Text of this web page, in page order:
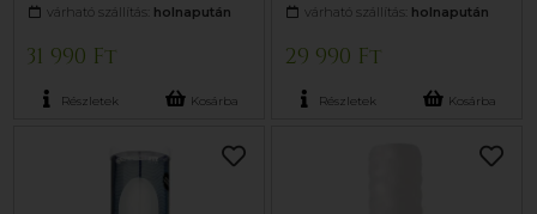
várható szállítás: holnapután
31 990 Ft
Részletek Kosárba
várható szállítás: holnapután
29 990 Ft
Részletek Kosárba